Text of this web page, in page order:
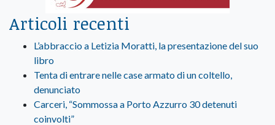
Articoli recenti
L’abbraccio a Letizia Moratti, la presentazione del suo
libro
Tenta di entrare nelle case armato di un coltello,
denunciato
Carceri, “Sommossa a Porto Azzurro 30 detenuti
coinvolti”